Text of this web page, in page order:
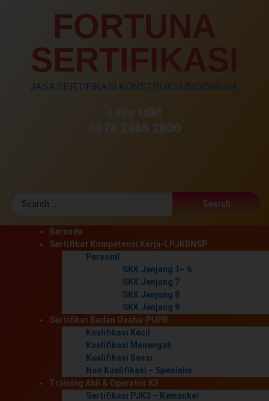
FORTUNA
SERTIFIKASI
JASA SERTIFIKASI KONSTRUKSI INDONESIA
Let's talk!
0878 2465 2800
Beranda
Sertifikat Kompetensi Kerja-LPJKBNSP
Personil
SKK Jenjang 1– 6
SKK Jenjang 7
SKK Jenjang 8
SKK Jenjang 9
Sertifikat Badan Usaha-PUPR
Kualifikasi Kecil
Kualifikasi Menengah
Kualifikasi Besar
Non Kualifikasi – Spesialis
Training Ahli & Operator K3
Sertifikasi PJK3 – Kemanker